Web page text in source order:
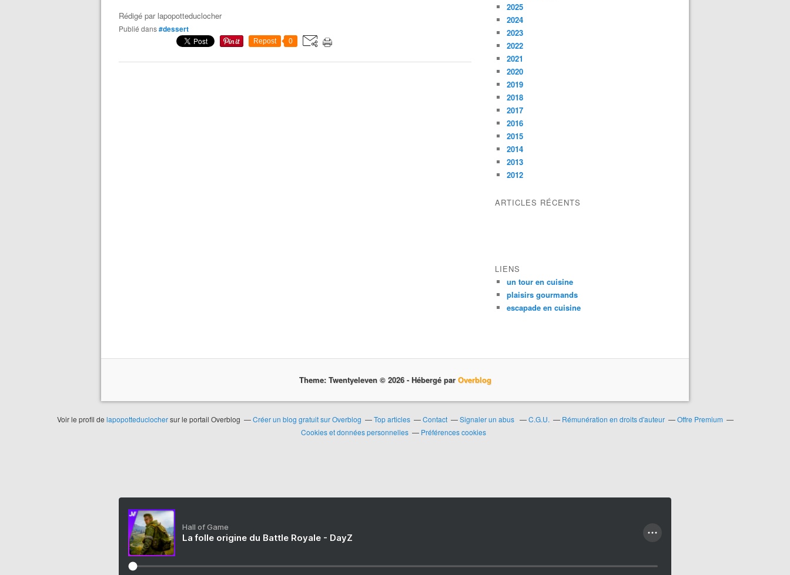
Rédigé par lapopotteduclocher
Publié dans#dessert
Repost 0
2025
2024
2023
2022
2021
2020
2019
2018
2017
2016
2015
2014
2013
2012
ARTICLES RÉCENTS
LIENS
un tour en cuisine
plaisirs gourmands
escapade en cuisine
Theme: Twentyeleven © 2026 - Hébergé par Overblog
Voir le profil de lapopotteduclochersur le portail Overblog Créer un blog gratuit sur Overblog Top articles Contact Signaler un abus C.G.U. Rémunération en droits d'auteur
Offre Premium
Cookies et données personnelles
Préférences cookies
Hall of Game
La folle origine du Battle Royale - DayZ